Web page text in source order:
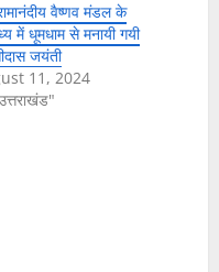
वैष्णव मंडल के
में धूमधाम से मनायी गयी
जयंती
11, 2024